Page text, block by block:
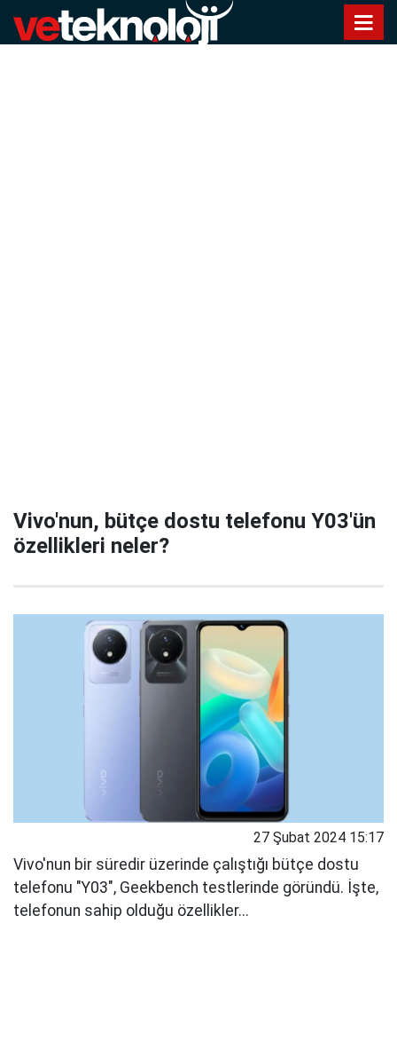
Vivo'nun, bütçe dostu telefonu Y03'ün
özellikleri neler?
27 Şubat 2024 15:17
Vivo'nun bir süredir üzerinde çalıştığı bütçe dostu
telefonu "Y03", Geekbench testlerinde göründü. İşte,
telefonun sahip olduğu özellikler...